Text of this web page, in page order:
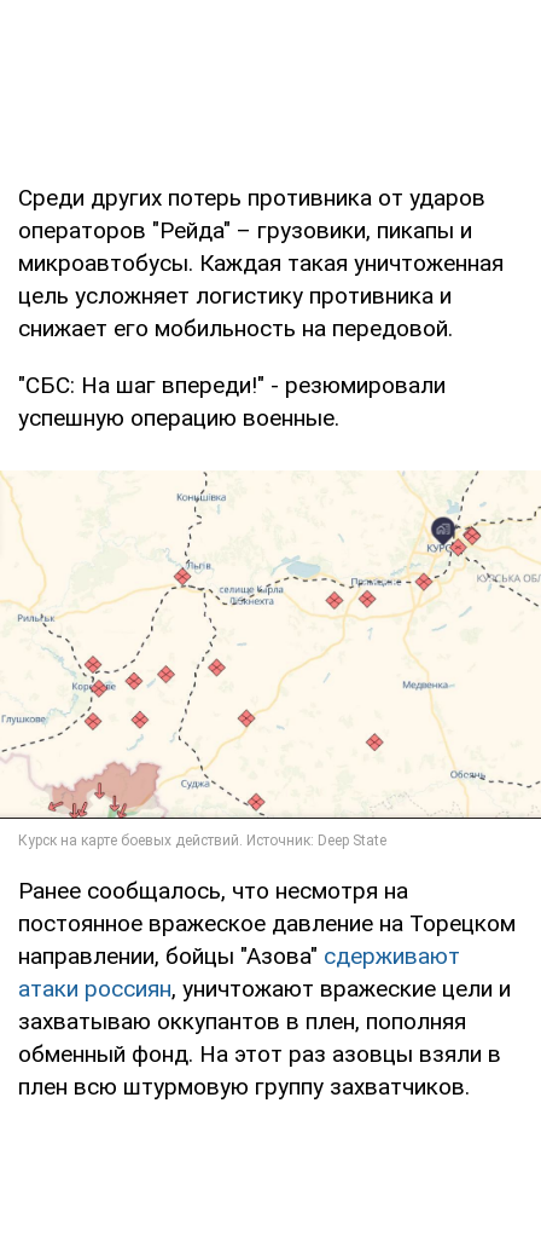
Среди других потерь противника от ударов
операторов "Рейда" – грузовики, пикапы и
микроавтобусы. Каждая такая уничтоженная
цель усложняет логистику противника и
снижает его мобильность на передовой.
"СБС: На шаг впереди!" - резюмировали
успешную операцию военные.
Ранее сообщалось, что несмотря на
постоянное вражеское давление на Торецком
направлении, бойцы "Азова" сдерживают
атаки россиян, уничтожают вражеские цели и
захватываю оккупантов в плен, пополняя
обменный фонд. На этот раз азовцы взяли в
плен всю штурмовую группу захватчиков.